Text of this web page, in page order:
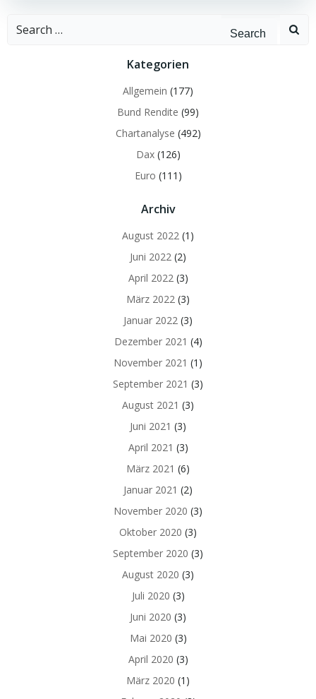
Search
Kategorien
Allgemein (177)
Bund Rendite (99)
Chartanalyse (492)
Dax(126)
Euro (111)
Archiv
August 2022 (1)
Juni 2022 (2)
April 2022(3)
März 2022 (3)
Januar 2022 (3)
Dezember 2021 (4)
November 2021 (1)
September 2021 (3)
August 2021 (3)
Juni 2021 (3)
April 2021 (3)
März 2021 (6)
Januar 2021 (2)
November 2020 (3)
Oktober 2020 (3)
September 2020 (3)
August 2020 (3)
Juli 2020 (3)
Juni 2020 (3)
Mai 2020 (3)
April 2020 (3)
März 2020 (1)